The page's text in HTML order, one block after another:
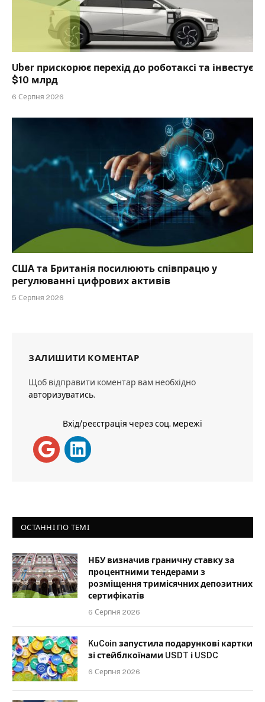
Uber прискорює перехід до роботаксі та інвестує
$10 млрд
6 Серпня 2026
США та Британія посилюють співпрацю у
регулюванні цифрових активів
5 Серпня 2026
ЗАЛИШИТИ КОМЕНТАР
Щоб відправити коментар вам необхідно
авторизуватись.
Вхід/реєстрація через соц. мережі
ОСТАННІ ПО ТЕМІ
НБУ визначив граничну ставку за
процентними тендерами з
розміщення тримісячних депозитних
сертифікатів
6 Серпня 2026
KuCoin запустила подарункові картки
зі стейблкоїнами USDT і USDC
6 Серпня 2026